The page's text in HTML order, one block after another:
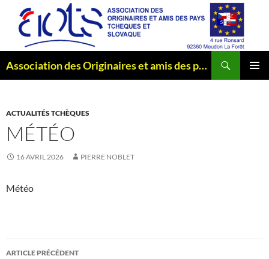
contenu
Association des Originaires et amis des pays Tchèques et Slovaque
ACTUALITÉS TCHÈQUES
MÉTÉO
16 AVRIL 2026 PIERRE NOBLET
Météo
Navigation
ARTICLE PRÉCÉDENT